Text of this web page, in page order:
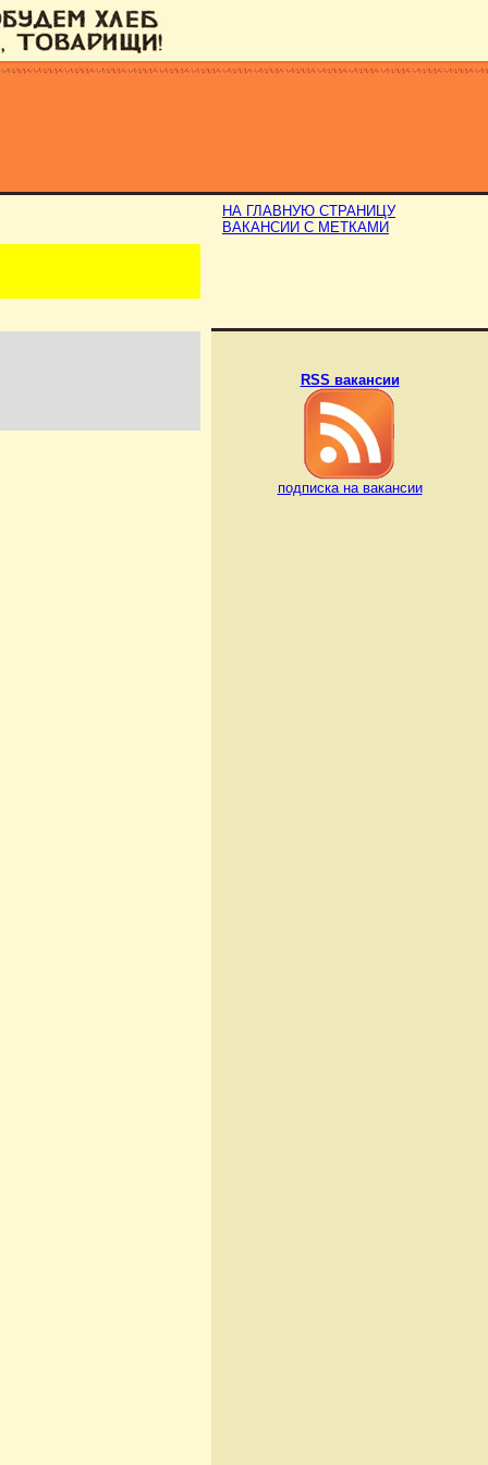
НА ГЛАВНУЮ СТРАНИЦУ
ВАКАНСИИ С МЕТКАМИ
RSS вакансии
подписка на вакансии